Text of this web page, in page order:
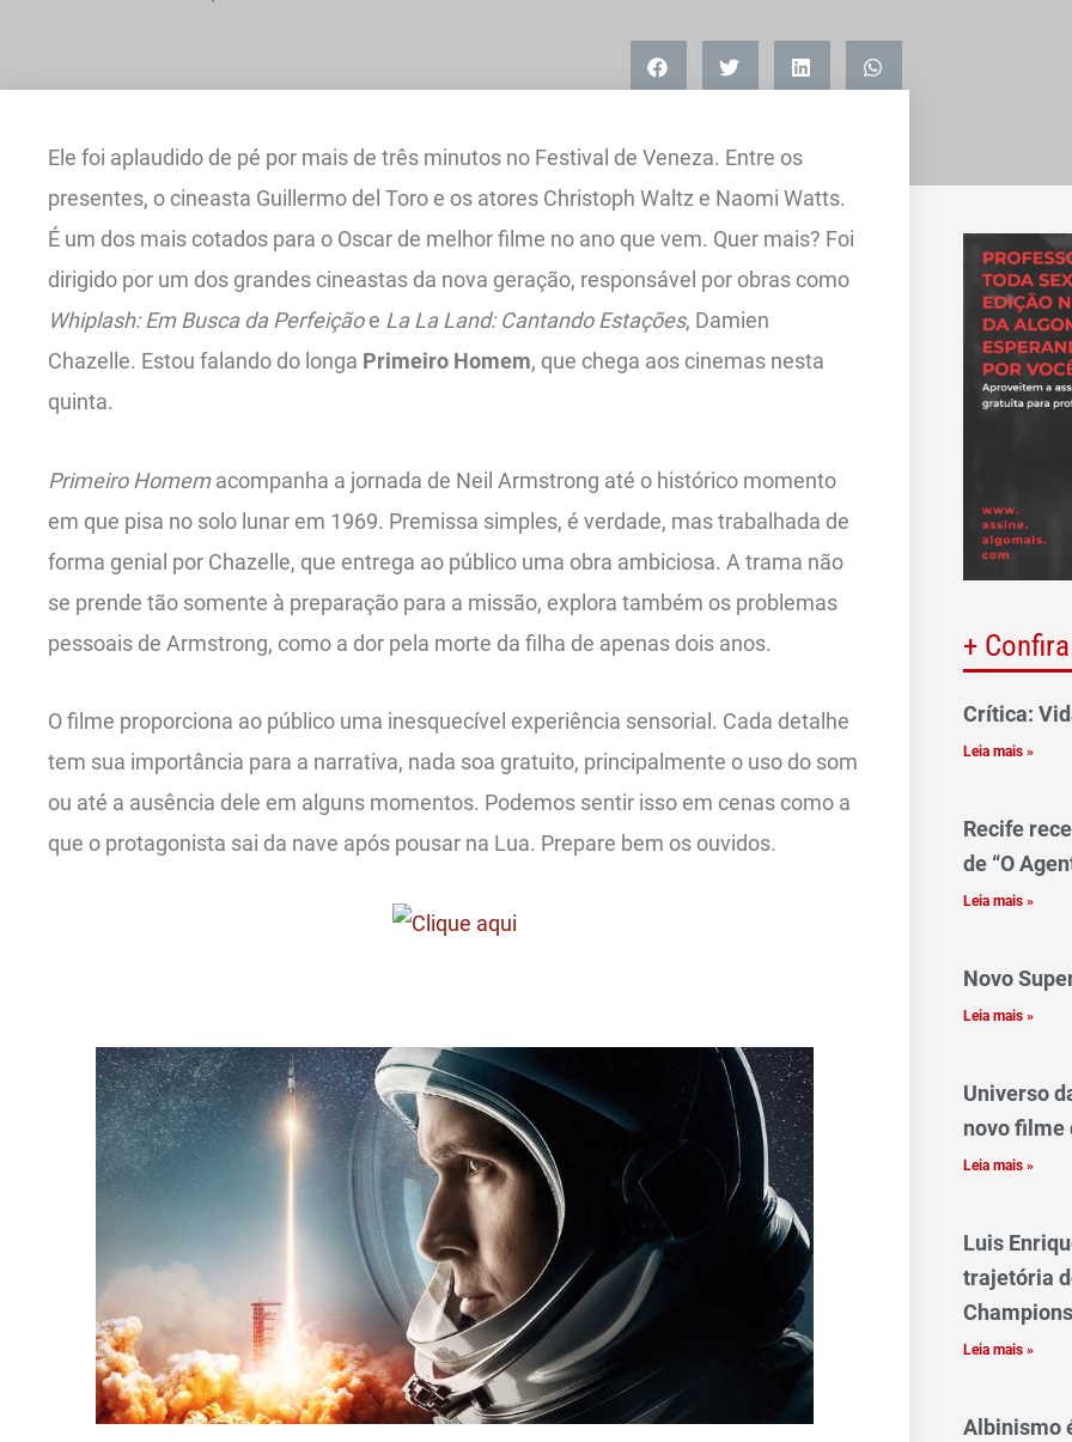
Ele foi aplaudido de pé por mais de três minutos no Festival de Veneza. Entre os
presentes, o cineasta Guillermo del Toro e os atores Christoph Waltz e Naomi Watts.
É um dos mais cotados para o Oscar de melhor filme no ano que vem. Quer mais? Foi
dirigido por um dos grandes cineastas da nova geração, responsável por obras como
Whiplash: Em Busca da Perfeiçãoe La La Land: Cantando Estações, Damien
Chazelle. Estou falando do longa Primeiro Homem, que chega aos cinemas nesta
quinta.
Primeiro Homemacompanha a jornada de Neil Armstrong até o histórico momento
em que pisa no solo lunar em 1969. Premissa simples, é verdade, mas trabalhada de
forma genial por Chazelle, que entrega ao público uma obra ambiciosa. A trama não
se prende tão somente à preparação para a missão, explora também os problemas
pessoais de Armstrong, como a dor pela morte da filha de apenas dois anos.
O filme proporciona ao público uma inesquecível experiência sensorial. Cada detalhe
tem sua importância para a narrativa, nada soa gratuito, principalmente o uso do som
ou até a ausência dele em alguns momentos. Podemos sentir isso em cenas como a
que o protagonista sai da nave após pousar na Lua. Prepare bem os ouvidos.
+ Confira
Crítica:
Leia mais »
Recife
de “O
Leia mais »
Novo
Leia mais »
Universo
novo filme
Leia mais »
Luis
trajetória
Leia mais »
Albinismo